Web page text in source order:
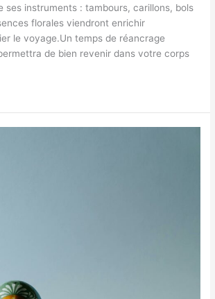
ses instruments : tambours, carillons, bols
florales viendront enrichir
le voyage.Un temps de réancrage
de bien revenir dans votre corps